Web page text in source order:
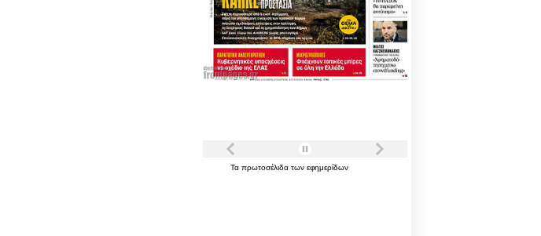
Τα πρωτοσέλιδα των εφημερίδων